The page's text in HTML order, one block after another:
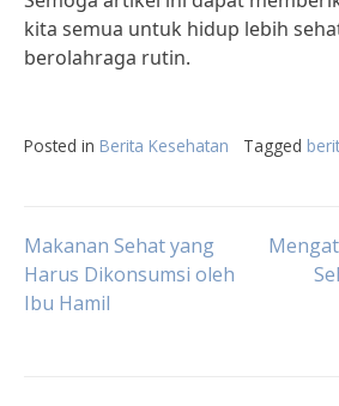
kita semua untuk hidup lebih
berolahraga rutin.
Posted in Berita Kesehatan Tagged
Post
navigation
Makanan Sehat yang
Harus Dikonsumsi oleh
Ibu Hamil